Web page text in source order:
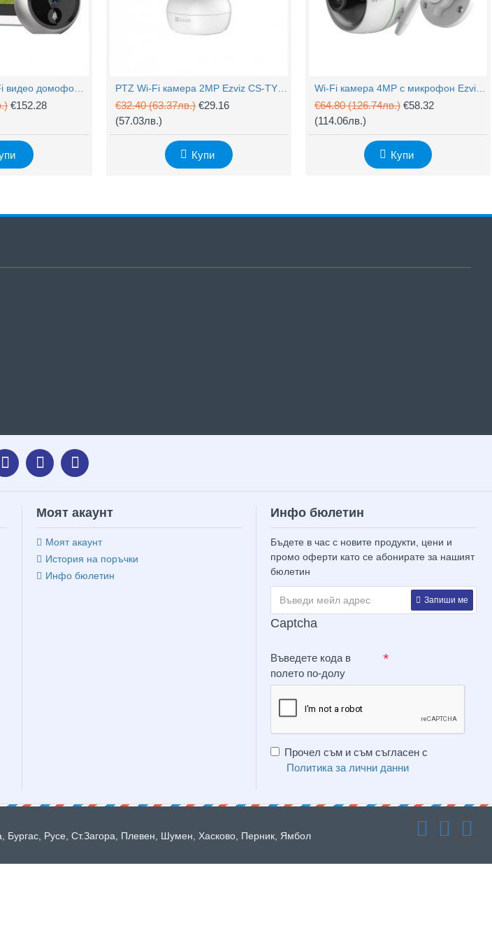
€152.28
€32.40(63.37лв.) €29.16
(57.03лв.)
Купи
€64.80(126.74лв.) €58.32
(114.06лв.)
Купи
Моят акаунт
Моят акаунт
История на поръчки
Инфо бюлетин
Инфо бюлетин
Бъдете в час с новите продукти, цени и
промо оферти като се абонирате за нашият
бюлетин
Запиши ме
Captcha
Въведете кода в
полето по-долу
Прочел съм и съм съгласен с
Политика за лични данни
Русе, Ст.Загора, Плевен, Шумен, Хасково, Перник, Ямбол